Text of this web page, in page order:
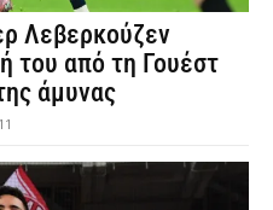
Λεβερκούζεν
του από τη Γουέστ
άμυνας